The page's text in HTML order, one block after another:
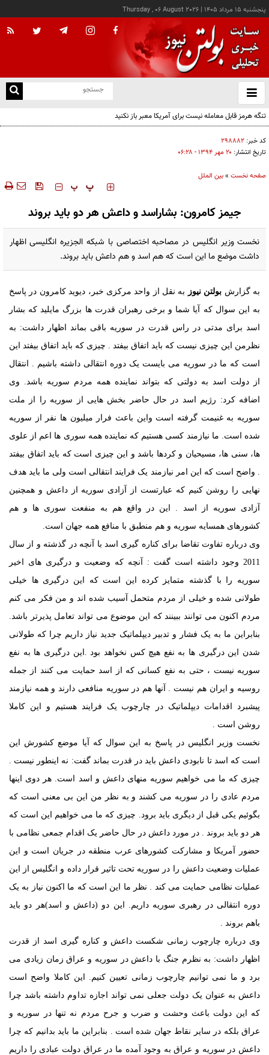
پنجشنبه ۱۵ مرداد ۱۴۰۵ |
Thursday , 06 August 2026
باز
و
تنگه هرمز قابل معامله نیست برای آمریکا معبر باز نکنید
کد خبر: ۲۹۸۸۸۲
تاریخ انتشار: ۲۰ مهر ۱۳۹۴ - ۰۶:۲۸
صفحه نخست »بین الملل
‍‍‍ پ پ
جيمز کامرون: بشاراسد و داعش هر دو بايد بروند
نخست وزیر انگلیس در مصاحبه اختصاصی با شبکه الجزیره انگلیسی اظهار
داشت موضع ما این است که هم اسد و هم داعش باید بروند.
به گزارش بولتن نیوز
به نقل از واحد مرکزی خبر، دیوید کامرون در پاسخ
به این سوال که آیا شما و برخی رهبران قدرت ها بزرگ مایلید که بشار
اسد برای مدتی در راس قدرت در سوریه باقی بماند اظهار داشت: به
نظرمن این چیزی نیست که باید اتفاق بیفتد . چیزی که باید اتفاق بیفتد این
است که ما در سوریه می بایست یک دوره انتقالی داشته باشیم . انتقال
از دولت اسد به دولتی که بتواند نماینده همه مردم سوریه باشد. وی
اضافه کرد: رژیم اسد در حال حاضر بخش هایی از سوریه را از ملت
سوریه به غنیمت گرفته است واین باعث فرار میلیون ها نفر از سوریه
شده است. ما نیازمند کسی هستیم که نماینده همه سوری ها اعم از علوی
ها، سنی ها، مسیحیان و کردها باشد و این چیزی است که باید اتفاق بیفتد
. واضح است که این امر نیازمند یک فرایند انتقالی است ولی ما باید هدف
نهایی را روشن کنیم که عبارتست از آزادی سوریه از داعش و همچنین
آزادی سوریه از اسد . این در واقع هم به منفعت سوری ها و هم
کشورهای همسایه سوریه و هم منطبق با منافع همه جهان است.
وی درباره تفاوت تقاضا برای کناره گیری اسد با آنچه در گذشته و از سال
2011 وجود داشته است گفت : آنچه که وضعیت و درگیری های اخیر
سوریه را با گذشته متمایز کرده این است که این درگیری ها خیلی
طولانی شده و خیلی از مردم متحمل آسیب شده اند و من فکر می کنم
مردم اکنون می توانند ببینند که این موضوع می تواند تعامل پذیرتر باشد.
بنابراین ما به یک فشار و تدبیر دیپلماتیک جدید نیاز داریم چرا که طولانی
شدن این درگیری ها به نفع هیچ کس نخواهد بود .این درگیری ها به نفع
سوریه نیست ، حتی به نفع کسانی که از اسد حمایت می کنند از جمله
روسیه و ایران هم نیست . آنها هم در سوریه منافعی دارند و همه نیازمند
پیشبرد اقدامات دیپلماتیک در چارچوب یک فرایند هستیم و این کاملا
روشن است .
نخست وزیر انگلیس در پاسخ به این سوال که آیا موضع کشورش این
است که اسد تا نابودی داعش باید در قدرت بماند گفت: نه اینطور نیست .
چیزی که ما می خواهیم سوریه منهای داعش و اسد است. هر دوی اینها
مردم عادی را در سوریه می کشند و به نظر من این بی معنی است که
بگوئیم یکی قبل از دیگری باید برود. چیزی که ما می خواهیم این است که
هر دو باید بروند . در مورد داعش در حال حاضر یک اقدام جمعی نظامی با
حضور آمریکا و مشارکت کشورهای عرب منطقه در جریان است و این
عملیات وضعیت داعش را در سوریه تحت تاثیر قرار داده و انگلیس از این
عملیات نظامی حمایت می کند . نظر ما این است که ما اکنون نیاز به یک
دوره انتقالی در رهبری سوریه داریم. این دو (داعش و اسد)هر دو باید
باهم بروند .
وی درباره چارچوب زمانی شکست داعش و کناره گیری اسد از قدرت
اظهار داشت: به نظرم جنگ با داعش در سوریه و عراق زمان زیادی می
برد و ما نمی توانیم چارچوب زمانی تعیین کنیم. این کاملا واضح است
داعش به عنوان یک دولت جعلی نمی تواند اجازه تداوم داشته باشد چرا
که این دولت باعث وحشت و ضرب و جرح مردم نه تنها در سوریه و
عراق بلکه در سایر نقاط جهان شده است . بنابراین ما باید بدانیم که چرا
داعش در سوریه و عراق به وجود آمده ما در عراق دولت عبادی را داریم